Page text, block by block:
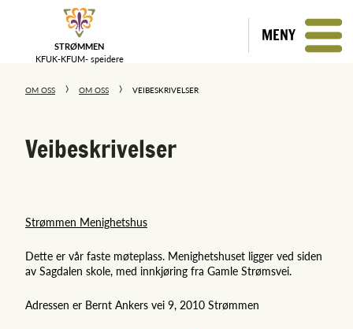
STRØMMEN
KFUK-KFUM- speidere
MENY
OM OSS OM OSS VEIBESKRIVELSER
Veibeskrivelser
Strømmen Menighetshus
Dette er vår faste møteplass. Menighetshuset ligger ved siden
av Sagdalen skole, med innkjøring fra Gamle Strømsvei.
Adressen er Bernt Ankers vei 9, 2010 Strømmen